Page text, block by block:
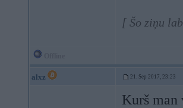
[ Šo ziņu
alxz 21. Sep 2017, 23:23
Kurš man